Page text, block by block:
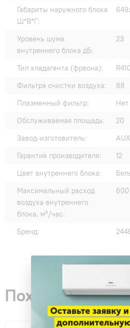
Габариты наружного блока
Ш*В*Г:
Уровень шума
внутреннего блока дБ:
23
Тип хладагента (фреона):
Фильтра очистки воздуха:
88
Плазменный фильтр:
Нет
Обслуживаемая площадь:
20
Завод-изготовитель:
AUX
Гарантия производителя:
12
Цвет внутреннего блока:
Максимальный расход
воздуха внутреннего
блока, м³/час:
600
Бренд:
Похожие товары